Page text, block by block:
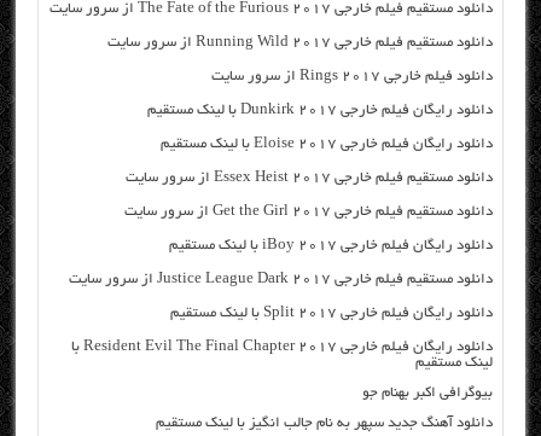
دانلود مستقیم فیلم خارجی The Fate of the Furious 2017 از سرور سایت
دانلود مستقیم فیلم خارجی Running Wild 2017 از سرور سایت
دانلود فیلم خارجی Rings 2017 از سرور سایت
دانلود رایگان فیلم خارجی Dunkirk 2017 با لینک مستقیم
دانلود رایگان فیلم خارجی Eloise 2017 با لینک مستقیم
دانلود مستقیم فیلم خارجی Essex Heist 2017 از سرور سایت
دانلود مستقیم فیلم خارجی Get the Girl 2017 از سرور سایت
دانلود رایگان فیلم خارجی iBoy 2017 با لینک مستقیم
دانلود مستقیم فیلم خارجی Justice League Dark 2017 از سرور سایت
دانلود رایگان فیلم خارجی Split 2017 با لینک مستقیم
دانلود رایگان فیلم خارجی Resident Evil The Final Chapter 2017 با
لینک مستقیم
بیوگرافی اکبر بهنام جو
دانلود آهنگ جدید سپهر به نام جالب انگیز با لینک مستقیم